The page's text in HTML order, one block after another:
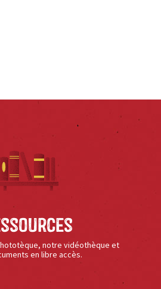
notre vidéothèque et
en libre accès.